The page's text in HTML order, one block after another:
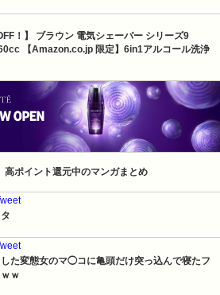
！】 ブラウン 電気シェーバー シリーズ9
【Amazon.co.jp 限定】6in1アルコール洗浄
高ポイント還元中のマンガまとめ
した変態女のマ◯コに亀頭だけ突っ込んで寝たフ
ｗ